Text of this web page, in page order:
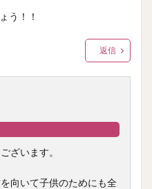
う！！
返信
ざいます。
向いて子供のためにも全